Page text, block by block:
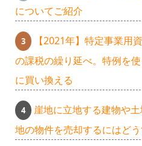
についてご紹介
【2021年】特定事業用
の課税の繰り延べ。特例を
に買い換える
崖地に立地する建物や
地の物件を売却するにはど